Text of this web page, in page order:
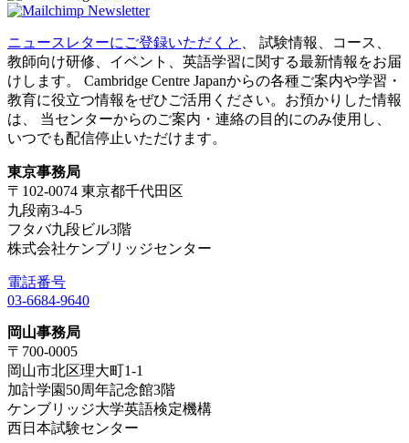
ニュースレターにご登録いただくと
、 試験情報、コース、
教師向け研修、イベント、英語学習に関する最新情報をお届
けします。 Cambridge Centre Japanからの各種ご案内や学習・
教育に役立つ情報をぜひご活用ください。お預かりした情報
は、 当センターからのご案内・連絡の目的にのみ使用し、
いつでも配信停止いただけます。
東京事務局
〒102-0074 東京都千代田区
九段南3-4-5
フタバ九段ビル3階
株式会社ケンブリッジセンター
電話番号
03-6684-9640
岡山事務局
〒700-0005
岡山市北区理大町1-1
加計学園50周年記念館3階
ケンブリッジ大学英語検定機構
西日本試験センター